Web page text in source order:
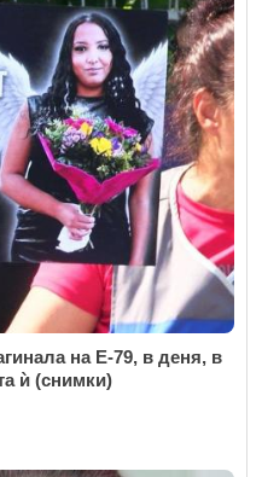
на Е-79, в деня, в
ѝ (снимки)